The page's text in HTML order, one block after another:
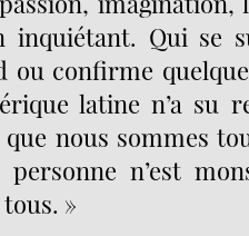
inquiétant. Qui se
ou confirme
latine n’a su
nous sommes
n’est
»